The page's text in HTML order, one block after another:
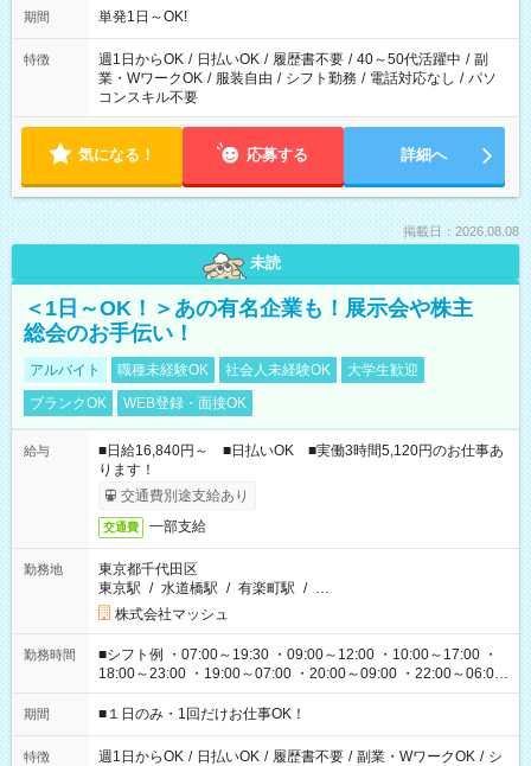
期間 単発1日～OK!
特徴 週1日からOK / 日払いOK / 履歴書不要 / 40～50代活躍中 / 副
業・WワークOK / 服装自由 / シフト勤務 / 電話対応なし / パソ
コンスキル不要
気になる！ 応募する 詳細へ
掲載日：2026.08.08
未読
＜1日～OK！＞あの有名企業も！展示会や株主
総会のお手伝い！
アルバイト 職種未経験OK 社会人未経験OK
大学生歓迎
ブランクOK
WEB登録・面接OK
給与
■日給16,840円～ ■日払いOK ■実働3時間5,120円のお仕事あ
ります！
交通費別途支給あり
交通費 一部支給
勤務地
東京都千代田区
東京駅 / 水道橋駅 / 有楽町駅 / …
株式会社マッシュ
勤務時間
■シフト例 ・07:00～19:30 ・09:00～12:00 ・10:00～17:00 ・
18:00～23:00 ・19:00～07:00 ・20:00～09:00 ・22:00～06:00
etc ★最短で3時間で5,120円のお仕事から 15時間で2万円近く稼
げるお仕事も！ ご希望のお時間に合わせてご紹介！ ※シフトは
ください！
期間 ■１日のみ・1回だけお仕事OK！
特徴 週1日からOK / 日払いOK / 履歴書不要 / 副業・WワークOK / シ